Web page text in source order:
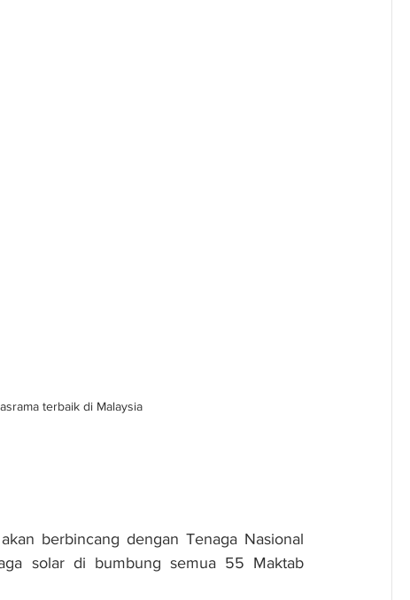
terbaik di Malaysia
berbincang dengan Tenaga Nasional
solar di bumbung semua 55 Maktab